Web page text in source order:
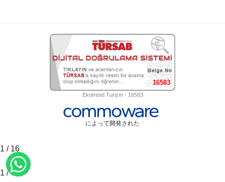
16583
Ekotrend Turizm - 16583
によって開発された
1 / 16
1 /7